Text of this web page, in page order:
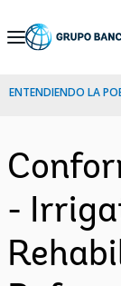
Skip
Navigation
ENTENDIENDO LA
-